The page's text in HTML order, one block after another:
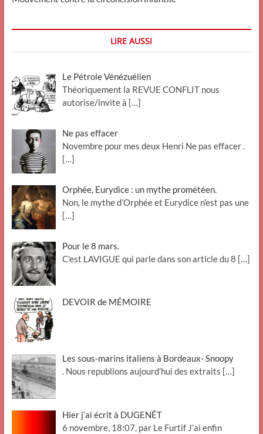
LIRE AUSSI
Le Pétrole Vénézuélien
Théoriquement la REVUE CONFLIT nous
autorise/invite à […]
Ne pas effacer
Novembre pour mes deux Henri Ne pas effacer .
[…]
Orphée, Eurydice : un mythe prométéen.
Non, le mythe d’Orphée et Eurydice n’est pas une
[…]
Pour le 8 mars.
C’est LAVIGUE qui parle dans son article du 8 […]
DEVOIR de MÉMOIRE
Les sous-marins italiens à Bordeaux- Snoopy
. Nous republions aujourd’hui des extraits […]
Hier j’ai écrit à DUGENÊT
6 novembre, 18:07, par Le Furtif J’ai enfin